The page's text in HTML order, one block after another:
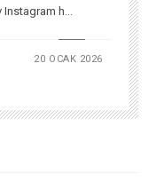
h...
20 OCAK 2026